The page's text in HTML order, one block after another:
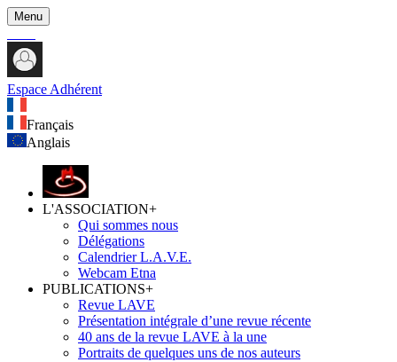
Menu
Espace Adhérent
Français
Anglais
L'ASSOCIATION+
Qui sommes nous
Délégations
Calendrier L.A.V.E.
Webcam Etna
PUBLICATIONS+
Revue LAVE
Présentation intégrale d’une revue récente
40 ans de la revue LAVE à la une
Portraits de quelques uns de nos auteurs